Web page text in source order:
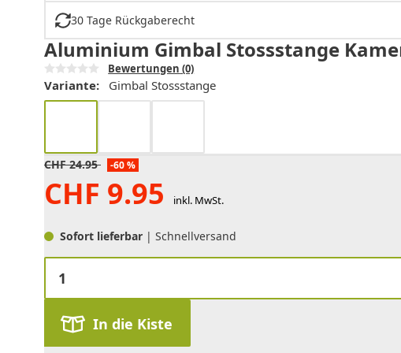
30 Tage Rückgaberecht
Aluminium Gimbal Stossstange
Bewertungen (0)
Variante: Gimbal Stossstange
CHF 24.95 -60 %
CHF 9.95 inkl. MwSt.
Sofort lieferbar | Schnellversand
In die Kiste